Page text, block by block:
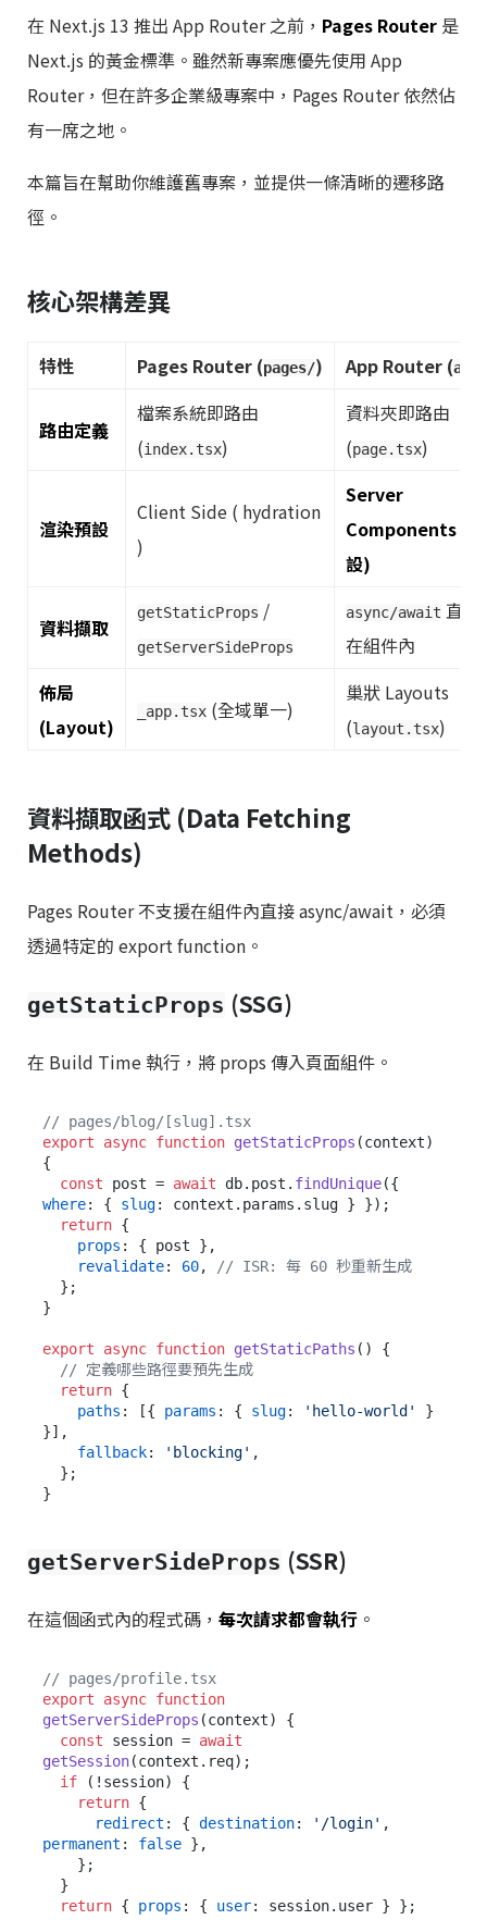
在 Next.js 13 推出 App Router 之前， Pages Router 是
Next.js 的黃金標準。雖然新專案應優先使用 App
Router，但在許多企業級專案中，Pages Router 依然佔
有一席之地。
本篇旨在幫助你維護舊專案，並提供一條清晰的遷移路
徑。
核心架構差異
特性 Pages Router (pages/) App Router (app/
路由定義
檔案系統即路由
(index.tsx)
資料夾即路由
(page.tsx)
渲染預設
Client Side ( hydration
)
Server
Components (預
設)
資料擷取
getStaticProps /
getServerSideProps
async/await 直接
在組件內
佈局
(Layout)
_app.tsx (全域單一)
巢狀 Layouts
(layout.tsx)
資料擷取函式 (Data Fetching
Methods)
Pages Router 不支援在組件內直接 async/await，必須
透過特定的 export function。
getStaticProps (SSG)
在 Build Time 執行，將 props 傳入頁面組件。
// pages/blog/[slug].tsx
export
async function getStaticProps (context)
{
const post = await db. post . findUnique
where: { slug: context. params . slug } });
return {
props : { post },
revalidate: 60,
// ISR: 每 60 秒重新生成
}
export async function getStaticPaths ( ) {
// 定義哪些路徑要預先生成
return {
paths : [{ params : { slug: 'hello-world'
}
}],
fallback: 'blocking' ,
getServerSideProps (SSR)
在這個函式內的程式碼， 每次請求都會執行 。
// pages/profile.tsx
export
async function
getServerSideProps (context) {
const session = await
getSession(context. req);
if (!session) {
return {
redirect : { destination: '/login'
permanent : false },
return { props : { user: session. user } };